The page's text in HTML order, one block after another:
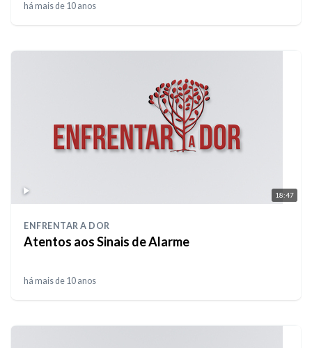
há mais de 10 anos
18:47
ENFRENTAR A DOR
Atentos aos Sinais de Alarme
há mais de 10 anos